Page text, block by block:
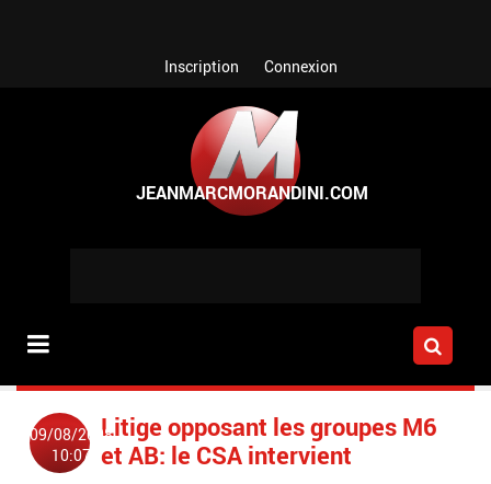
Inscription Connexion
09/08/2008
10:07
Litige opposant les groupes M6
et AB: le CSA intervient